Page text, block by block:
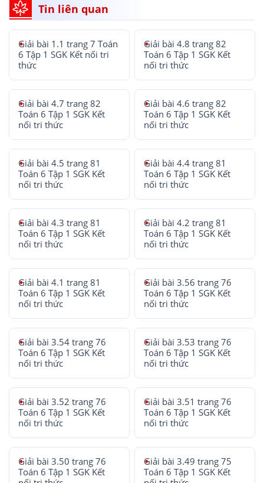
Tin liên quan
Giải bài 1.1 trang 7 Toán
6 Tập 1 SGK Kết nối tri
thức
Giải bài 4.8 trang 82
Toán 6 Tập 1 SGK Kết
nối tri thức
Giải bài 4.7 trang 82
Toán 6 Tập 1 SGK Kết
nối tri thức
Giải bài 4.6 trang 82
Toán 6 Tập 1 SGK Kết
nối tri thức
Giải bài 4.5 trang 81
Toán 6 Tập 1 SGK Kết
nối tri thức
Giải bài 4.4 trang 81
Toán 6 Tập 1 SGK Kết
nối tri thức
Giải bài 4.3 trang 81
Toán 6 Tập 1 SGK Kết
nối tri thức
Giải bài 4.2 trang 81
Toán 6 Tập 1 SGK Kết
nối tri thức
Giải bài 4.1 trang 81
Toán 6 Tập 1 SGK Kết
nối tri thức
Giải bài 3.56 trang 76
Toán 6 Tập 1 SGK Kết
nối tri thức
Giải bài 3.54 trang 76
Toán 6 Tập 1 SGK Kết
nối tri thức
Giải bài 3.53 trang 76
Toán 6 Tập 1 SGK Kết
nối tri thức
Giải bài 3.52 trang 76
Toán 6 Tập 1 SGK Kết
nối tri thức
Giải bài 3.51 trang 76
Toán 6 Tập 1 SGK Kết
nối tri thức
Giải bài 3.50 trang 76
Toán 6 Tập 1 SGK Kết
Giải bài 3.49 trang 75
Toán 6 Tập 1 SGK Kết